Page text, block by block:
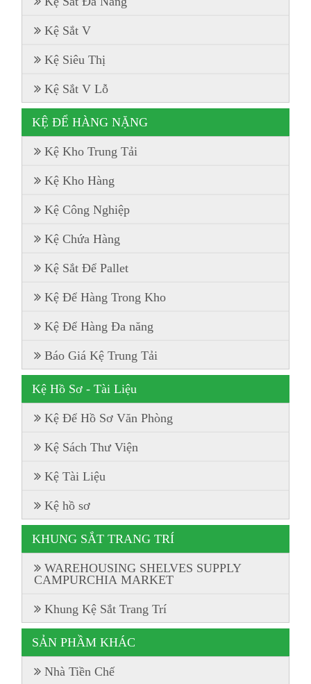
Kệ Sắt V
Kệ Siêu Thị
Kệ Sắt V Lỗ
KỆ ĐỂ HÀNG NẶNG
Kệ Kho Trung Tải
Kệ Kho Hàng
Kệ Công Nghiệp
Kệ Chứa Hàng
Kệ Sắt Để Pallet
Kệ Để Hàng Trong Kho
Kệ Để Hàng Đa năng
Báo Giá Kệ Trung Tải
Kệ Hồ Sơ - Tài Liệu
Kệ Để Hồ Sơ Văn Phòng
Kệ Sách Thư Viện
Kệ Tài Liệu
Kệ hồ sơ
KHUNG SẮT TRANG TRÍ
WAREHOUSING SHELVES SUPPLY
CAMPURCHIA MARKET
Khung Kệ Sắt Trang Trí
SẢN PHẦM KHÁC
Nhà Tiền Chế